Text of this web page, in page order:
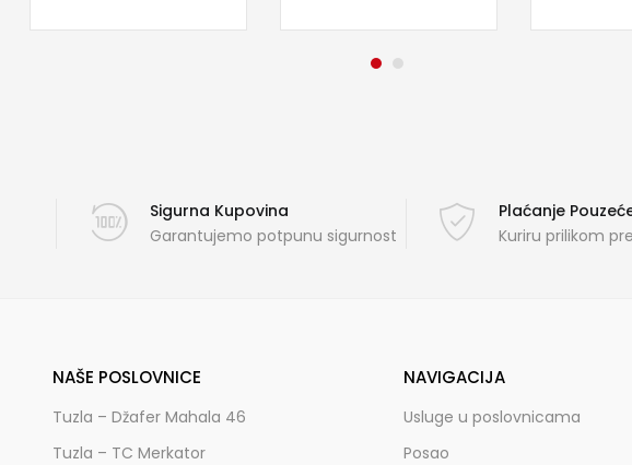
Sigurna Kupovina
Garantujemo potpunu sigurnost
Plaćanje
Kuriru prilikom
NAŠE POSLOVNICE
Tuzla – Džafer Mahala 46
Tuzla – TC Merkator
NAVIGACIJA
Usluge u poslovnicama
Posao